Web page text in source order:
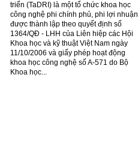
triển (TaDRI) là một tổ chức khoa học
công nghệ phi chính phủ, phi lợi nhuận
được thành lập theo quyết định số
1364/QĐ - LHH của Liên hiệp các Hội
Khoa học và kỹ thuật Việt Nam ngày
11/10/2006 và giấy phép hoạt động
khoa học công nghệ số A-571 do Bộ
Khoa học...